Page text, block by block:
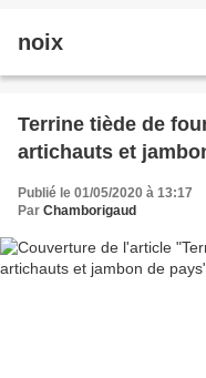
noix
Terrine tiède de
artichauts et
Publié le 01/05/2020 à 13:17
Par Chamborigaud